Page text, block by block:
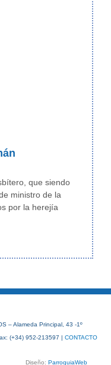
que siendo
ministro de la
por la herejía
– Alameda Principal, 43 -1º
(+34) 952-213597 | CONTACTO
Diseño: ParroquiaWeb